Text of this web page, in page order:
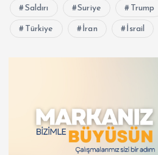
Saldırı Suriye Trump
Türkiye İran İsrail